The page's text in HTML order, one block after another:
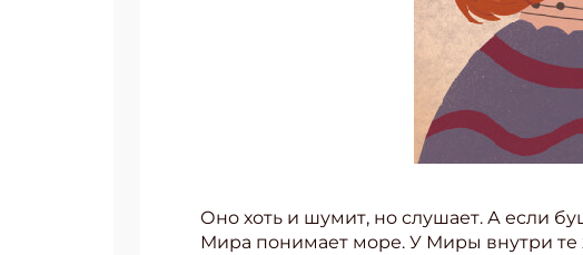
Оно хоть и шумит, но слушает. А если
Мира понимает море. У Миры внутри те